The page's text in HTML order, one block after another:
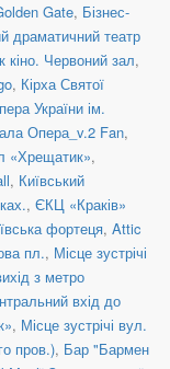
Gate, Бізнес-
драматичний театр
кіно. Червоний зал,
, Кірха Святої
України ім.
Опера_v.2 Fan,
«Хрещатик»,
, Київський
, ЄКЦ «Краків»
фортеця, Attic
пл., Місце зустрічі
з метро
вхід до
, Місце зустрічі вул.
пров.), Бар "Бармен